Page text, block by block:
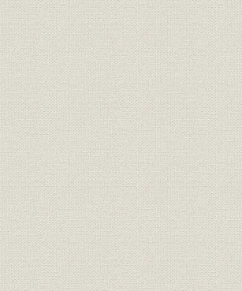
器の工業化
社設立の構想
学工業株式会社に光学部門を移譲
株式会社の設立
・ジャイロスコープ社との関係密接化
博士とスペリー・ジャイロスコープ社
ー博士のプロフィル
ー・ジャイロスコープ社の誕生とジャイロコンパスの開
の開発